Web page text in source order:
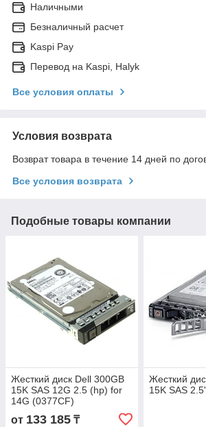
Наличными
Безналичный расчет
Kaspi Pay
Перевод на Kaspi, Halyk
Все условия оплаты
Условия возврата
Возврат товара в течение 14 дней по
Все условия возврата
Подобные товары компании
Жесткий диск Dell 300GB
15K SAS 12G 2.5 (hp) for
14G (0377CF)
от 133 185 ₸
Жесткий
15K SAS